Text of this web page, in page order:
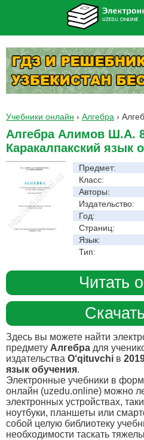
Учебники онлайн › Алгебра ›
Алгебра Алимов Ш.А.
Каракалпакский язык
Предмет:
Класс:
Авторы:
Издательство:
Год:
Страниц:
Язык:
Тип:
Читать
Здесь вы можете найти
предмету Алгебра для
издательства O‘qituvchi в
язык обучения.
Электронные учебники в
онлайн (uzedu.online) можно
электронных устройствах,
ноутбуки, планшеты или
собой целую библиотеку
необходимости таскать